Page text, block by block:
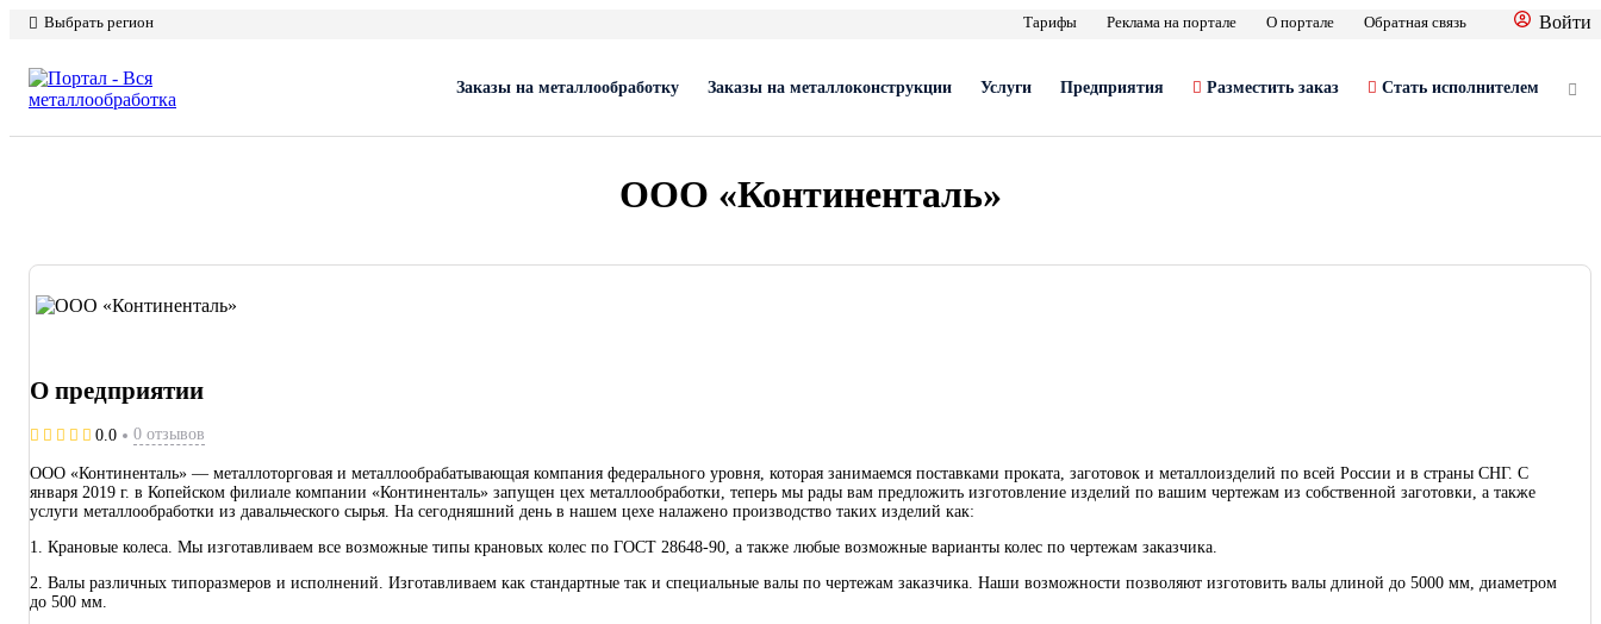
Выбрать регион Тарифы Реклама на портале О портале Обратная связь Войти
Заказы на металлообработку Заказы на металлоконструкции Услуги Предприятия Разместить заказ Стать исполнителем
ООО «Континенталь»
О предприятии
0.0 0 отзывов
ООО «Континенталь» — металлоторговая и металлообрабатывающая компания федерального уровня, которая занимаемся поставками проката, заготовок и металлоизделий по всей России и в страны СНГ. С
января 2019 г. в Копейском филиале компании «Континенталь» запущен цех металлообработки, теперь мы рады вам предложить изготовление изделий по вашим чертежам из собственной заготовки, а также
услуги металлообработки из давальческого сырья. На сегодняшний день в нашем цехе налажено производство таких изделий как:
1. Крановые колеса. Мы изготавливаем все возможные типы крановых колес по ГОСТ 28648-90, а также любые возможные варианты колес по чертежам заказчика.
2. Валы различных типоразмеров и исполнений. Изготавливаем как стандартные так и специальные валы по чертежам заказчика. Наши возможности позволяют изготовить валы длиной до 5000 мм, диаметром
до 500 мм.